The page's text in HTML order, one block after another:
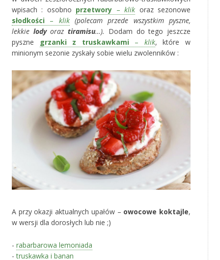
wpisach : osobno przetwory –klik oraz sezonowe
słodkości – klik (polecam przede wszystkim pyszne,
lekkie lodyoraztiramisu…). Dodam do tego jeszcze
pyszne
grzanki z truskawkami – klik, które w
minionym sezonie zyskały sobie wielu zwolenników :
A przy okazji aktualnych upałów – owocowe koktajle,
w wersji dla dorosłych lub nie ;)
- rabarbarowa lemoniada
-truskawka i banan